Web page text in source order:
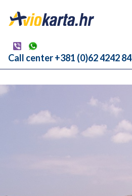
Call center +381 (0)62 4242 84